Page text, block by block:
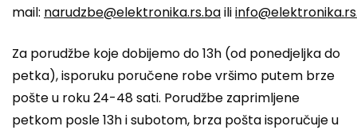
mail: narudzbe@elektronika.rs.baili
Za porudžbe koje dobijemo do 13h (od ponedjeljka do
petka), isporuku poručene robe vršimo putem brze
pošte u roku 24-48 sati. Porudžbe zaprimljene
petkom posle 13h i subotom, brza pošta isporučuje u